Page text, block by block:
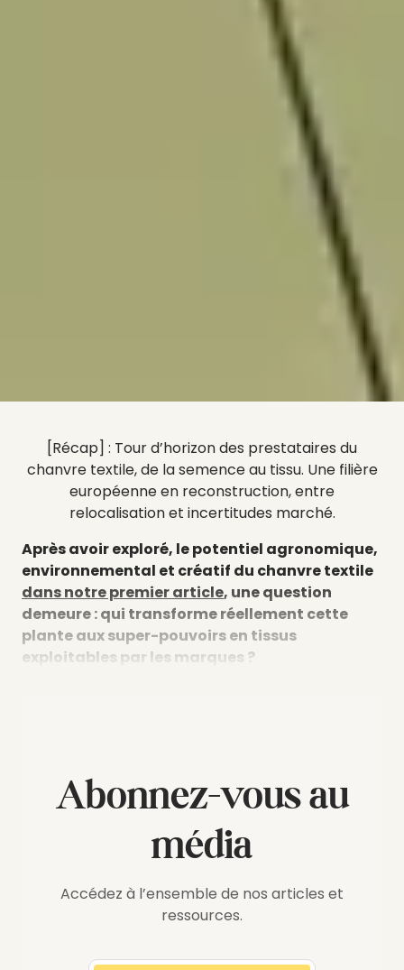
[Récap] : Tour d’horizon des prestataires du
chanvre textile, de la semence au tissu. Une filière
européenne en reconstruction, entre
relocalisation et incertitudes marché.
Après avoir exploré, le potentiel agronomique,
environnemental et créatif du chanvre textile
dans notre premier article, une question
demeure : qui transforme réellement cette
plante aux super-pouvoirs en tissus
exploitables par les marques ?
Abonnez-vous au
média
Accédez à l’ensemble de nos articles et
ressources.